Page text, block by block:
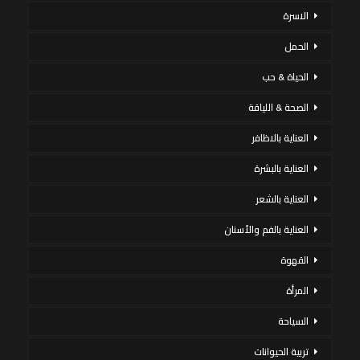
الاسرة
الحمل
الحياة & حب
الصحة & اللياقة
العناية بالاظافر
العناية بالبشرة
العناية بالشعر
العناية بالفم والأسنان
القهوة
المرأة
السياحة
تربية الحيوانات